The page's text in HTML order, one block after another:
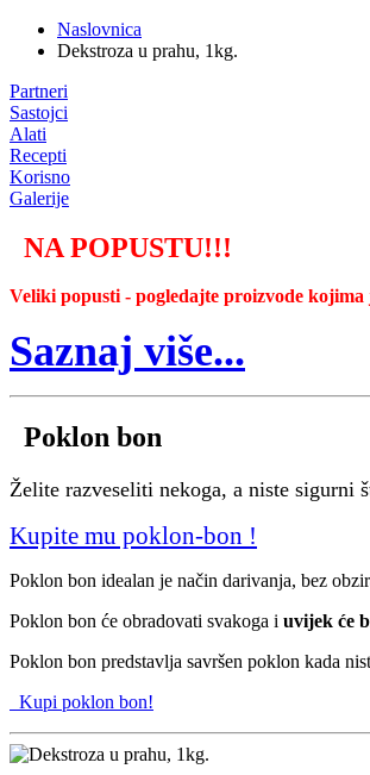
Naslovnica
Dekstroza u prahu, 1kg.
Partneri
Sastojci
Alati
Recepti
Korisno
Galerije
NA POPUSTU!!!
Veliki popusti - pogledajte proizvode kojima
Saznaj više...
Poklon bon
Želite razveseliti nekoga, a niste sigurni
Kupite mu poklon-bon !
Poklon bon idealan je način darivanja, bez
Poklon bon će obradovati svakoga i uvijek će
Poklon bon predstavlja savršen poklon kada
Kupi poklon bon!